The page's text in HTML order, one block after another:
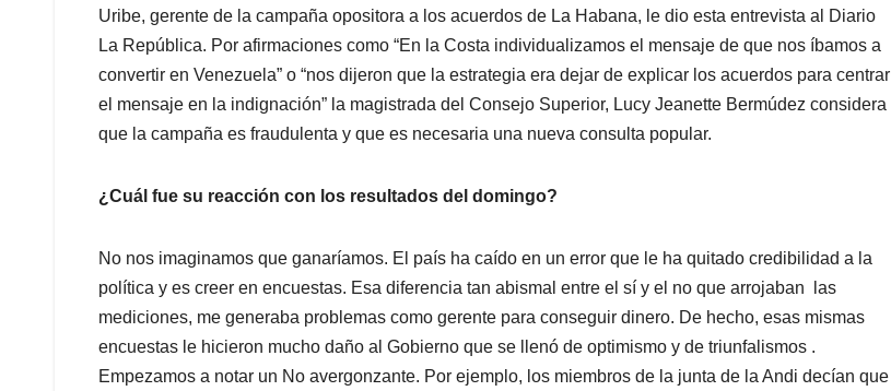
p
p
o
k
I
n
s
Uribe, gerente de la campaña opositora a los acuerdos de La Habana, le dio esta entrevista al Diario
La República. Por afirmaciones como “En la Costa individualizamos el mensaje de que nos íbamos a
convertir en Venezuela” o “nos dijeron que la estrategia era dejar de explicar los acuerdos para centrar
el mensaje en la indignación” la magistrada del Consejo Superior, Lucy Jeanette Bermúdez considera
que la campaña es fraudulenta y que es necesaria una nueva consulta popular.
¿Cuál fue su reacción con los resultados del domingo?
No nos imaginamos que ganaríamos. El país ha caído en un error que le ha quitado credibilidad a la
política y es creer en encuestas. Esa diferencia tan abismal entre el sí y el no que arrojaban las
mediciones, me generaba problemas como gerente para conseguir dinero. De hecho, esas mismas
encuestas le hicieron mucho daño al Gobierno que se llenó de optimismo y de triunfalismos .
Empezamos a notar un No avergonzante. Por ejemplo, los miembros de la junta de la Andi decían que